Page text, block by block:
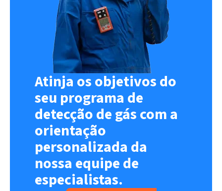
Atinja os objetivos do
seu programa de
detecção de gás com a
orientação
personalizada da
nossa equipe de
especialistas.